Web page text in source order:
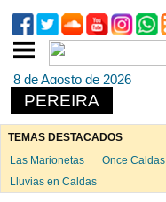
8 de Agosto de 2026
PEREIRA
TEMAS DESTACADOS
Las Marionetas
Once Caldas
Lluvias en Caldas